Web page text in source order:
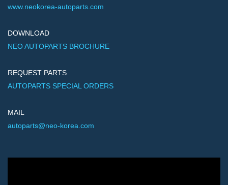
www.neokorea-autoparts.com
DOWNLOAD
NEO AUTOPARTS BROCHURE
REQUEST PARTS
AUTOPARTS SPECIAL ORDERS
MAIL
autoparts@neo-korea.com